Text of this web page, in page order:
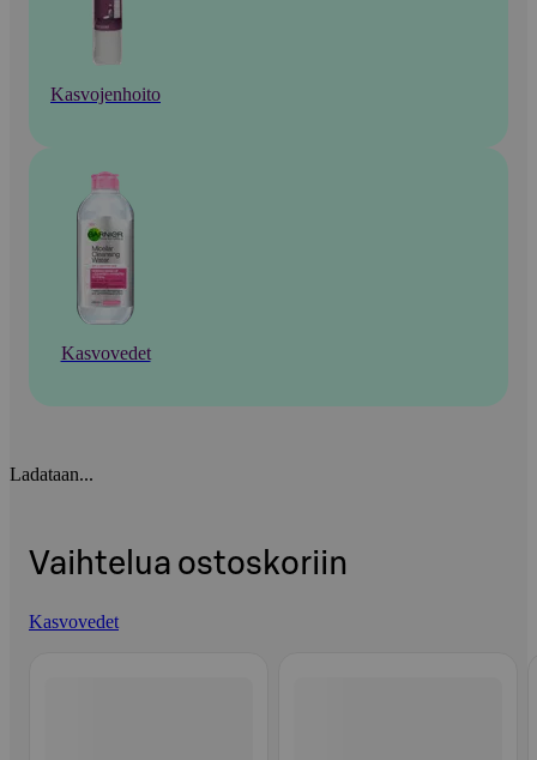
Kasvojenhoito
Kasvovedet
Ladataan...
Vaihtelua ostoskoriin
Kasvovedet